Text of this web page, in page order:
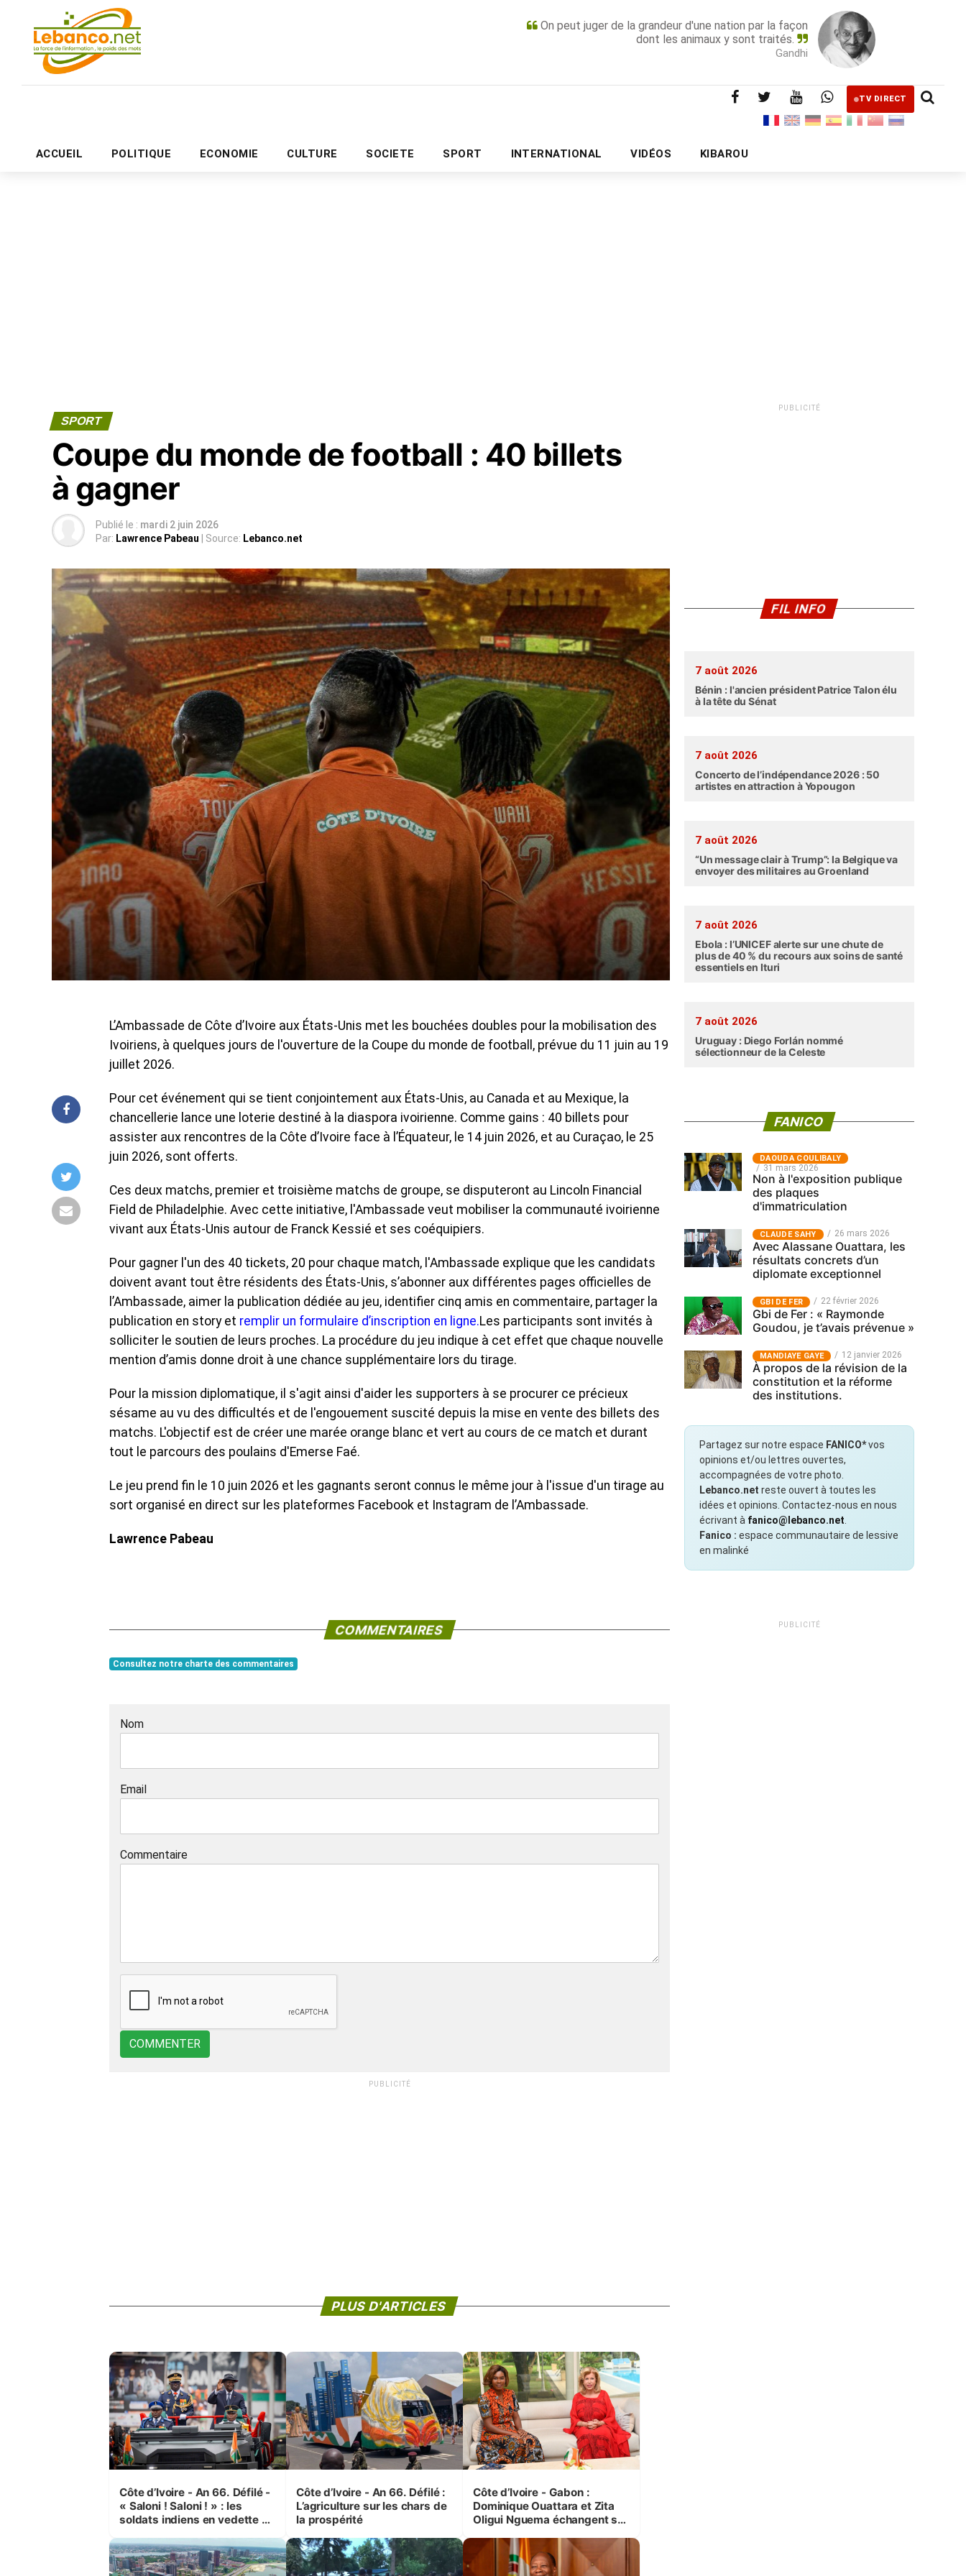
On peut juger de la grandeur d'une nation par la façon
dont les animaux y sont traités.
Gandhi
TV DIRECT
ACCUEIL POLITIQUE ECONOMIE CULTURE SOCIETE SPORT INTERNATIONAL VIDÉOS KIBAROU
PUBLICITÉ
SPORT
Coupe du monde de football : 40 billets
à gagner
Publié le : mardi 2 juin 2026
Par: Lawrence Pabeau | Source: Lebanco.net
L’Ambassade de Côte d’Ivoire aux États-Unis met les bouchées doubles pour la mobilisation des
Ivoiriens, à quelques jours de l'ouverture de la Coupe du monde de football, prévue du 11 juin au 19
juillet 2026.
Pour cet événement qui se tient conjointement aux États-Unis, au Canada et au Mexique, la
chancellerie lance une loterie destiné à la diaspora ivoirienne. Comme gains : 40 billets pour
assister aux rencontres de la Côte d’Ivoire face à l’Équateur, le 14 juin 2026, et au Curaçao, le 25
juin 2026, sont offerts.
Ces deux matchs, premier et troisième matchs de groupe, se disputeront au Lincoln Financial
Field de Philadelphie. Avec cette initiative, l'Ambassade veut mobiliser la communauté ivoirienne
vivant aux États-Unis autour de Franck Kessié et ses coéquipiers.
Pour gagner l'un des 40 tickets, 20 pour chaque match, l'Ambassade explique que les candidats
doivent avant tout être résidents des États-Unis, s’abonner aux différentes pages officielles de
l’Ambassade, aimer la publication dédiée au jeu, identifier cinq amis en commentaire, partager la
publication en story et remplir un formulaire d’inscription en ligne.Les participants sont invités à
solliciter le soutien de leurs proches. La procédure du jeu indique à cet effet que chaque nouvelle
mention d’amis donne droit à une chance supplémentaire lors du tirage.
Pour la mission diplomatique, il s'agit ainsi d'aider les supporters à se procurer ce précieux
sésame au vu des difficultés et de l'engouement suscité depuis la mise en vente des billets des
matchs. L'objectif est de créer une marée orange blanc et vert au cours de ce match et durant
tout le parcours des poulains d'Emerse Faé.
Le jeu prend fin le 10 juin 2026 et les gagnants seront connus le même jour à l'issue d'un tirage au
sort organisé en direct sur les plateformes Facebook et Instagram de l’Ambassade.
Lawrence Pabeau
COMMENTAIRES
Consultez notre charte des commentaires
Nom
Email
Commentaire
COMMENTER
PUBLICITÉ
PLUS D'ARTICLES
Côte d’Ivoire - An 66. Défilé -
« Saloni ! Saloni ! » : les
soldats indiens en vedette à
Côte d’Ivoire - An 66. Défilé :
L’agriculture sur les chars de
la prospérité
Côte d’Ivoire - Gabon :
Dominique Ouattara et Zita
Oligui Nguema échangent sur
femmes et des enfants
PUBLICITÉ
FIL INFO
7 août 2026
Bénin : l'ancien président Patrice Talon élu
à la tête du Sénat
7 août 2026
Concerto de l’indépendance 2026 : 50
artistes en attraction à Yopougon
7 août 2026
“Un message clair à Trump”: la Belgique va
envoyer des militaires au Groenland
7 août 2026
Ebola : l’UNICEF alerte sur une chute de
plus de 40 % du recours aux soins de santé
essentiels en Ituri
7 août 2026
Uruguay : Diego Forlán nommé
sélectionneur de la Celeste
FANICO
‎DAOUDA COULIBALY
31 mars 2026
Non à l'exposition publique
des plaques
d'immatriculation
CLAUDE SAHY 26 mars 2026
Avec Alassane Ouattara, les
résultats concrets d’un
diplomate exceptionnel
GBI DE FER 22 février 2026
Gbi de Fer : « Raymonde
Goudou, je t’avais prévenue »
MANDIAYE GAYE 12 janvier 2026
À propos de la révision de la
constitution et la réforme
des institutions.
Partagez sur notre espace FANICO*vos
opinions et/ou lettres ouvertes,
accompagnées de votre photo.
Lebanco.net reste ouvert à toutes les
idées et opinions. Contactez-nous en nous
écrivant à fanico@lebanco.net
Fanico : espace communautaire de lessive
en malinké
PUBLICITÉ